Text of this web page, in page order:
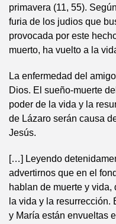
primavera (11, 55).
furia de los judios que
provocada por este
muerto, ha vuelto a la
La enfermedad del
Dios. El sueño-muerte
poder de la vida y la
de Lázaro serán causa
Jesús.
[…] Leyendo
advertirnos que en el
hablan de muerte y
la vida y la resurrección.
y María están envueltas